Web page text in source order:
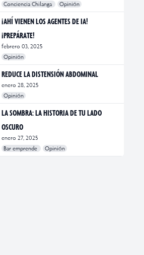
Conciencia Chilanga
Opinión
#bienestar
#Opinión
#Principal
¡AHÍ VIENEN LOS AGENTES DE IA!
¡PREPÁRATE!
febrero 03, 2025
Opinión
#Bar Emprende
#Opinión
#Principal
REDUCE LA DISTENSIÓN ABDOMINAL
enero 28, 2025
Opinión
#bienestar
#Opinión
#Principal
#Salud
LA SOMBRA: LA HISTORIA DE TU LADO
OSCURO
enero 27, 2025
Bar emprende
Opinión
#Bar Emprende
#CDMX
#marketing